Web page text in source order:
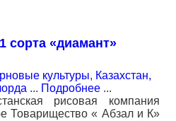
«диамант»
культуры, Казахстан,
... Подробнее ...
рисовая компания
Товарищество « Абзал и К»